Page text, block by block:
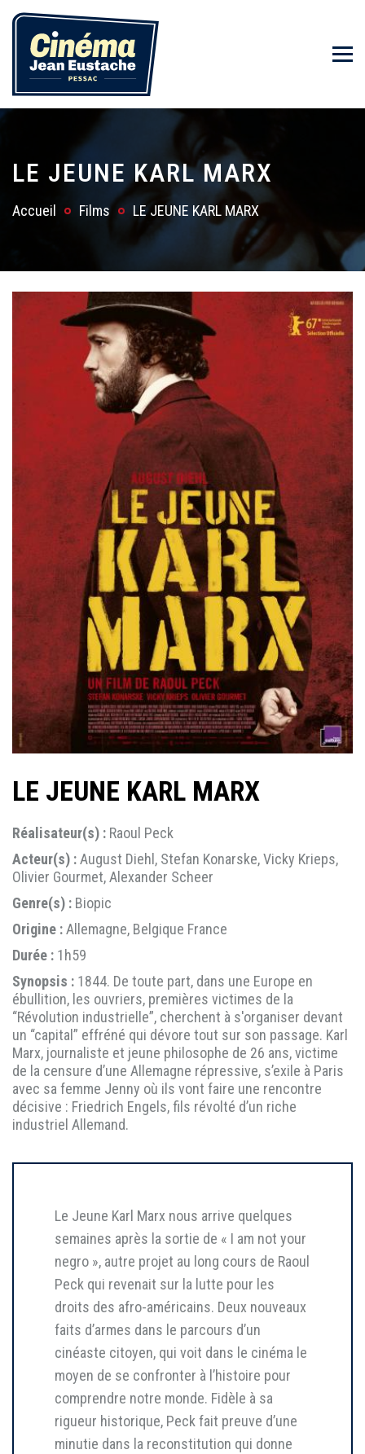
LE JEUNE KARL MARX
Accueil Films LE JEUNE KARL MARX
LE JEUNE KARL MARX
Réalisateur(s) : Raoul Peck
Acteur(s) :August Diehl, Stefan Konarske, Vicky Krieps,
Olivier Gourmet, Alexander Scheer
Genre(s) : Biopic
Origine :Allemagne, Belgique France
Durée : 1h59
Synopsis : 1844. De toute part, dans une Europe en
ébullition, les ouvriers, premières victimes de la
“Révolution industrielle”, cherchent à s'organiser devant
un “capital” effréné qui dévore tout sur son passage. Karl
Marx, journaliste et jeune philosophe de 26 ans, victime
de la censure d’une Allemagne répressive, s’exile à Paris
avec sa femme Jenny où ils vont faire une rencontre
décisive : Friedrich Engels, fils révolté d’un riche
industriel Allemand.
Le Jeune Karl Marx nous arrive quelques
semaines après la sortie de « I am not your
negro », autre projet au long cours de Raoul
Peck qui revenait sur la lutte pour les
droits des afro-américains. Deux nouveaux
faits d’armes dans le parcours d’un
cinéaste citoyen, qui voit dans le cinéma le
moyen de se confronter à l’histoire pour
comprendre notre monde. Fidèle à sa
rigueur historique, Peck fait preuve d’une
minutie dans la reconstitution qui donne